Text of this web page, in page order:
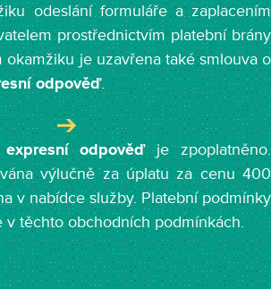
odeslání formuláře a zaplacením
prostřednictvím platební brány
okamžiku je uzavřena také smlouva o
odpověď.
expresní odpověďje zpoplatněno.
výlučně za úplatu za cenu 400
v nabídce služby. Platební podmínky
v těchto obchodních podmínkách.